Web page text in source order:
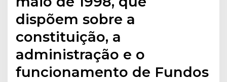
dispõem sobre a
constituição, a
administração e o
funcionamento de Fundos